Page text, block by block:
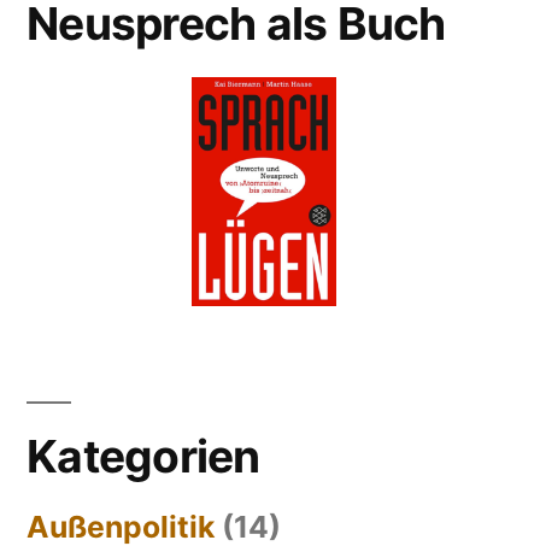
Neusprech als Buch
Kategorien
Außenpolitik (14)